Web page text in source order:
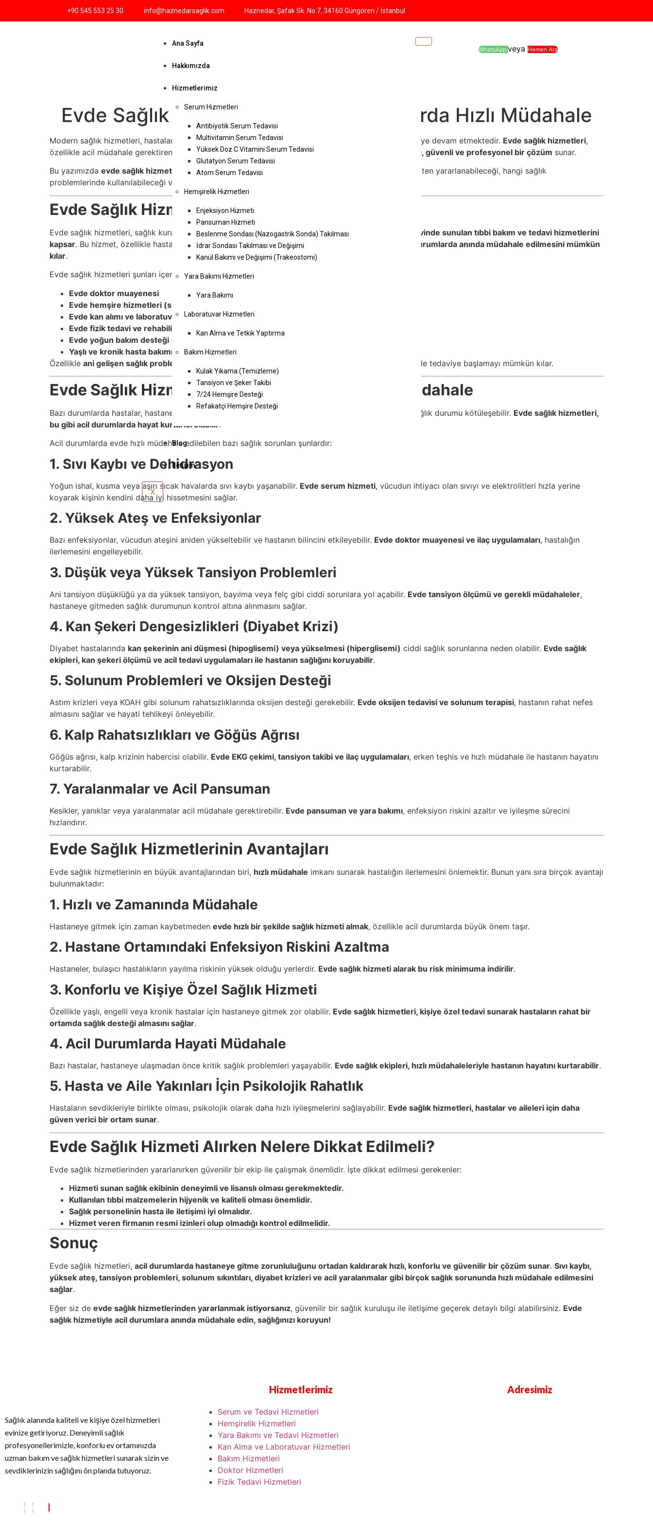
+90 545 553 25 30 info@haznedarsaglik.com Haznedar, Şafak Sk. No:7, 34160 Güngören / İstanbul
Ana Sayfa
Hakkımızda
Hizmetlerimiz
Serum Hizmetleri
Antibiyotik Serum Tedavisi
Multivitamin Serum Tedavisi
Yüksek Doz C Vitamini Serum Tedavisi
Glutatyon Serum Tedavisi
Atom Serum Tedavisi
Hemşirelik Hizmetleri
Enjeksiyon Hizmeti
Pansuman Hizmeti
Beslenme Sondası (Nazogastrik Sonda) Takılması
İdrar Sondası Takılması ve Değişimi
Kanül Bakımı ve Değişimi (Trakeostomi)
Yara Bakımı Hizmetleri
Yara Bakımı
Laboratuvar Hizmetleri
Kan Alma ve Tetkik Yaptırma
Bakım Hizmetleri
Kulak Yıkama (Temizleme)
Tansiyon ve Şeker Takibi
7/24 Hemşire Desteği
Refakatçi Hemşire Desteği
Blog
İletişim
X
WhatsAppveya Hemen Ara
Evde Sağlık Hizmetleriyle Acil Durumlarda Hızlı Müdahale
Modern sağlık hizmetleri, hastaların ihtiyaçlarına daha hızlı ve konforlu çözümler sunmak için gelişmeye devam etmektedir. Evde sağlık hizmetleri,
özellikle acil müdahale gerektiren durumlarda hastaneye gitme zorunluluğunu ortadan kaldırarak
hızlı, güvenli ve profesyonel bir çözüm sunar.
Bu yazımızda evde sağlık hizmetleriyle acil durumlarda hızlı müdahalenin önemi
, kimlerin bu hizmetten yararlanabileceği, hangi sağlık
problemlerinde kullanılabileceği ve avantajları hakkında kapsamlı bilgiler sunacağız.
Evde Sağlık Hizmeti Nedir?
Evde sağlık hizmetleri, sağlık kuruluşları veya özel sağlık profesyonelleri tarafından
hastanın kendi evinde sunulan tıbbi bakım ve tedavi hizmetlerini
kapsar. Bu hizmet, özellikle hastaneye gitmekte zorlanan bireyler için büyük kolaylık sağlar ve
acil durumlarda anında müdahale edilmesini mümkün
kılar.
Evde sağlık hizmetleri şunları içerebilir:
Evde doktor muayenesi
Evde hemşire hizmetleri (serum takma, enjeksiyon, pansuman, tansiyon ölçümü vb.)
Evde kan alımı ve laboratuvar testleri
Evde fizik tedavi ve rehabilitasyon hizmetleri
Evde yoğun bakım desteği (solunum terapisi, oksijen tedavisi vb.)
Yaşlı ve kronik hasta bakımı
Özellikle ani gelişen sağlık problemlerinde evde sağlık hizmetleri, hastaneye gitmeden hızlı bir şekilde tedaviye başlamayı mümkün kılar.
Evde Sağlık Hizmeti ile Acil Durumlara Anında Müdahale
Bazı durumlarda hastalar, hastaneye gitmeye zaman bulamayabilir ya da hastaneye ulaşana kadar sağlık durumu kötüleşebilir. Evde sağlık hizmetleri,
bu gibi acil durumlarda hayat kurtarıcı olabilir .
Acil durumlarda evde hızlı müdahale edilebilen bazı sağlık sorunları şunlardır:
1. Sıvı Kaybı ve Dehidrasyon
Yoğun ishal, kusma veya aşırı sıcak havalarda sıvı kaybı yaşanabilir. Evde serum hizmeti, vücudun ihtiyacı olan sıvıyı ve elektrolitleri hızla yerine
koyarak kişinin kendini daha iyi hissetmesini sağlar.
2. Yüksek Ateş ve Enfeksiyonlar
Bazı enfeksiyonlar, vücudun ateşini aniden yükseltebilir ve hastanın bilincini etkileyebilir. Evde doktor muayenesi ve ilaç uygulamaları, hastalığın
ilerlemesini engelleyebilir.
3. Düşük veya Yüksek Tansiyon Problemleri
Ani tansiyon düşüklüğü ya da yüksek tansiyon, bayılma veya felç gibi ciddi sorunlara yol açabilir. Evde tansiyon ölçümü ve gerekli müdahaleler,
hastaneye gitmeden sağlık durumunun kontrol altına alınmasını sağlar.
4. Kan Şekeri Dengesizlikleri (Diyabet Krizi)
Diyabet hastalarında kan şekerinin ani düşmesi (hipoglisemi) veya yükselmesi (hiperglisemi) ciddi sağlık sorunlarına neden olabilir. Evde sağlık
ekipleri, kan şekeri ölçümü ve acil tedavi uygulamaları ile hastanın sağlığını koruyabilir.
5. Solunum Problemleri ve Oksijen Desteği
Astım krizleri veya KOAH gibi solunum rahatsızlıklarında oksijen desteği gerekebilir. Evde oksijen tedavisi ve solunum terapisi, hastanın rahat nefes
almasını sağlar ve hayati tehlikeyi önleyebilir.
6. Kalp Rahatsızlıkları ve Göğüs Ağrısı
Göğüs ağrısı, kalp krizinin habercisi olabilir. Evde EKG çekimi, tansiyon takibi ve ilaç uygulamaları, erken teşhis ve hızlı müdahale ile hastanın hayatını
kurtarabilir.
7. Yaralanmalar ve Acil Pansuman
Kesikler, yanıklar veya yaralanmalar acil müdahale gerektirebilir. Evde pansuman ve yara bakımı, enfeksiyon riskini azaltır ve iyileşme sürecini
hızlandırır.
Evde Sağlık Hizmetlerinin Avantajları
Evde sağlık hizmetlerinin en büyük avantajlarından biri, hızlı müdahale imkanı sunarak hastalığın ilerlemesini önlemektir. Bunun yanı sıra birçok avantajı
bulunmaktadır:
1. Hızlı ve Zamanında Müdahale
Hastaneye gitmek için zaman kaybetmeden evde hızlı bir şekilde sağlık hizmeti almak, özellikle acil durumlarda büyük önem taşır.
2. Hastane Ortamındaki Enfeksiyon Riskini Azaltma
Hastaneler, bulaşıcı hastalıkların yayılma riskinin yüksek olduğu yerlerdir. Evde sağlık hizmeti alarak bu risk minimuma indirilir.
3. Konforlu ve Kişiye Özel Sağlık Hizmeti
Özellikle yaşlı, engelli veya kronik hastalar için hastaneye gitmek zor olabilir. Evde sağlık hizmetleri, kişiye özel tedavi sunarak hastaların rahat bir
ortamda sağlık desteği almasını sağlar.
4. Acil Durumlarda Hayati Müdahale
Bazı hastalar, hastaneye ulaşmadan önce kritik sağlık problemleri yaşayabilir. Evde sağlık ekipleri, hızlı müdahaleleriyle hastanın hayatını kurtarabilir.
5. Hasta ve Aile Yakınları İçin Psikolojik Rahatlık
Hastaların sevdikleriyle birlikte olması, psikolojik olarak daha hızlı iyileşmelerini sağlayabilir. Evde sağlık hizmetleri, hastalar ve aileleri için daha
güven verici bir ortam sunar.
Evde Sağlık Hizmeti Alırken Nelere Dikkat Edilmeli?
Evde sağlık hizmetlerinden yararlanırken güvenilir bir ekip ile çalışmak önemlidir. İşte dikkat edilmesi gerekenler:
Hizmeti sunan sağlık ekibinin deneyimli ve lisanslı olması gerekmektedir.
Kullanılan tıbbi malzemelerin hijyenik ve kaliteli olması önemlidir.
Sağlık personelinin hasta ile iletişimi iyi olmalıdır.
Hizmet veren firmanın resmi izinleri olup olmadığı kontrol edilmelidir.
Sonuç
Evde sağlık hizmetleri, acil durumlarda hastaneye gitme zorunluluğunu ortadan kaldırarak hızlı, konforlu ve güvenilir bir çözüm sunar. Sıvı kaybı,
yüksek ateş, tansiyon problemleri, solunum sıkıntıları, diyabet krizleri ve acil yaralanmalar gibi birçok sağlık sorununda hızlı müdahale edilmesini
sağlar.
Eğer siz de evde sağlık hizmetlerinden yararlanmak istiyorsanız, güvenilir bir sağlık kuruluşu ile iletişime geçerek detaylı bilgi alabilirsiniz. Evde
sağlık hizmetiyle acil durumlara anında müdahale edin, sağlığınızı koruyun!
Sağlık alanında kaliteli ve kişiye özel hizmetleri
evinize getiriyoruz. Deneyimli sağlık
profesyonellerimizle, konforlu ev ortamınızda
uzman bakım ve sağlık hizmetleri sunarak sizin ve
sevdiklerinizin sağlığını ön planda tutuyoruz.
Hizmetlerimiz
Serum ve Tedavi Hizmetleri
Hemşirelik Hizmetleri
Yara Bakımı ve Tedavi Hizmetleri
Kan Alma ve Laboratuvar Hizmetleri
Bakım Hizmetleri
Doktor Hizmetleri
Fizik Tedavi Hizmetleri
Adresimiz